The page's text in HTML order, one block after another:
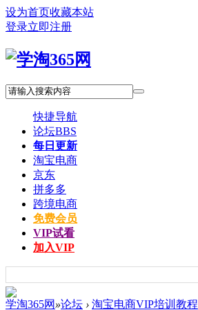
设为首页收藏本站
登录立即注册
快捷导航
论坛BBS
每日更新
淘宝电商
京东
拼多多
跨境电商
免费会员
VIP试看
加入VIP
学淘365网 »论坛 › 淘宝电商VIP培训教程